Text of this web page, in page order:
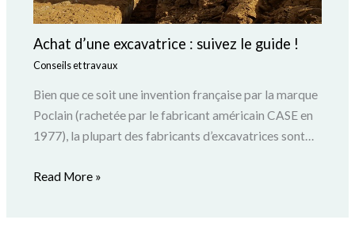
Achat d’une excavatrice : suivez le guide !
Conseils et travaux
Bien que ce soit une invention française par la marque
Poclain (rachetée par le fabricant américain CASE en
1977), la plupart des fabricants d’excavatrices sont…
Read More »